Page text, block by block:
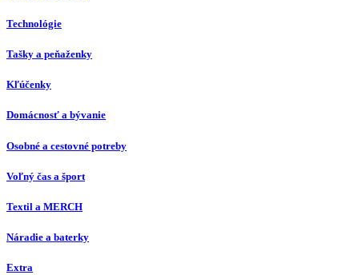
Technológie
Tašky a peňaženky
Kľúčenky
Domácnosť a bývanie
Osobné a cestovné potreby
Voľný čas a šport
Textil a MERCH
Náradie a baterky
Extra